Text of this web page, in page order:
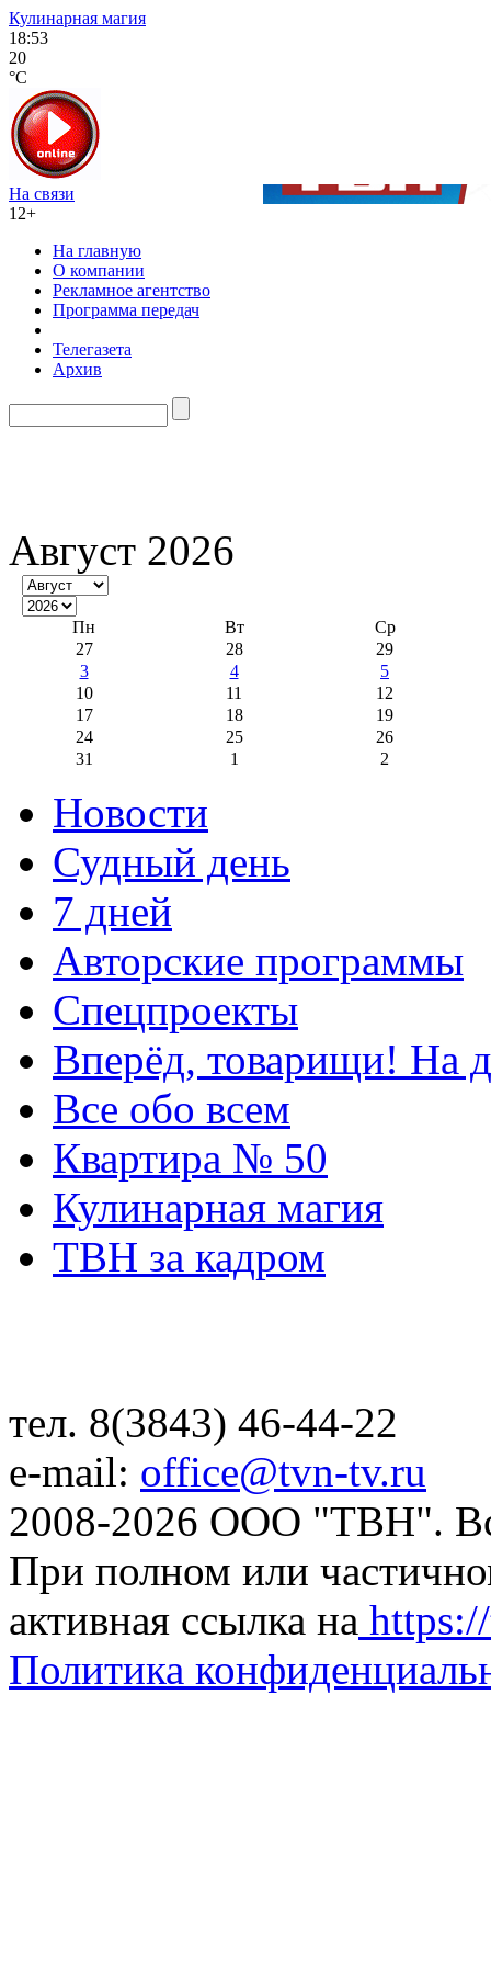
Кулинарная магия
18:53
20
°C
На связи
12+
На главную
О компании
Рекламное агентство
Программа передач
Телегазета
Архив
Август 2026
Пн Вт
Ср
27
28
29
3
4
5
10
11
12
17
18
19
24
25
26
31
1 2
Новости
Судный день
7 дней
Авторские программы
Спецпроекты
Вперёд, товарищи! На
Все обо всем
Квартира № 50
Кулинарная магия
ТВН за кадром
тел. 8(3843) 46-44-22
e-mail: office@tvn-tv.ru
2008-2026 ООО "ТВН".
При полном или
активная ссылка на
Политика